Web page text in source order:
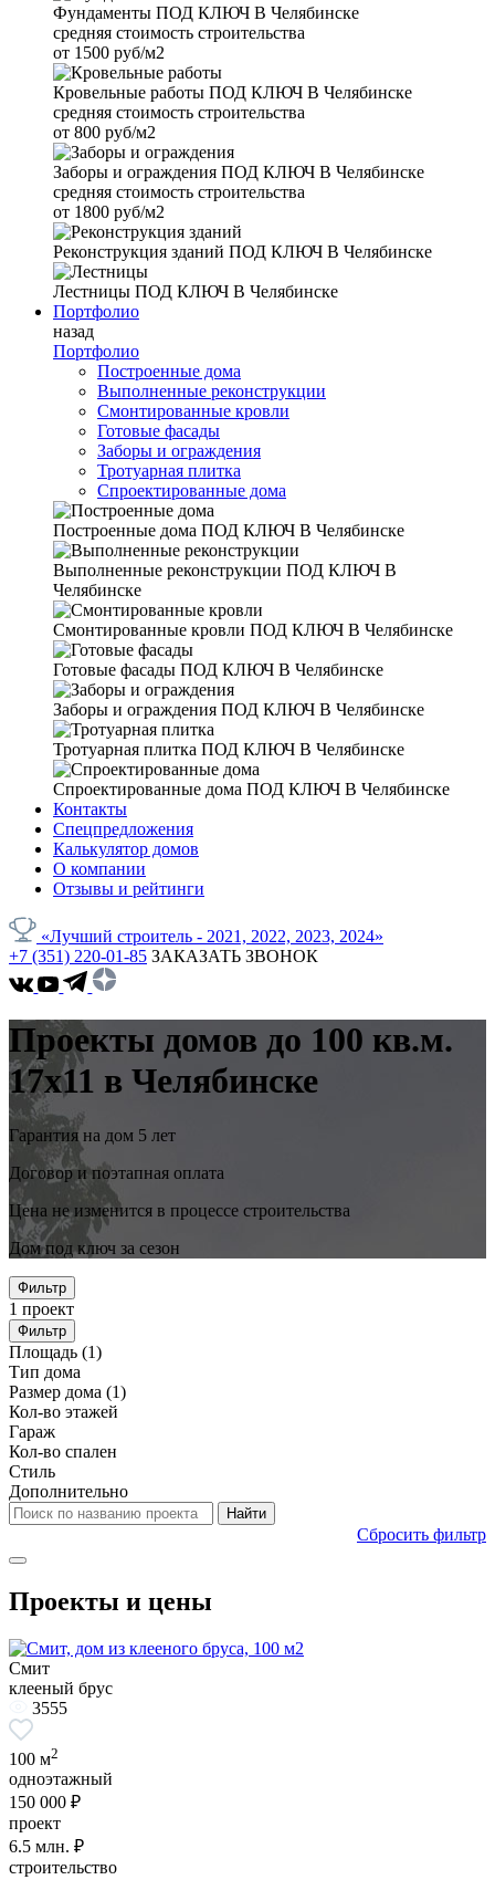
Фундаменты ПОД КЛЮЧ В Челябинске
средняя стоимость строительства
от 1500 руб/м2
Кровельные работы ПОД КЛЮЧ В Челябинске
средняя стоимость строительства
от 800 руб/м2
Заборы и ограждения ПОД КЛЮЧ В Челябинске
средняя стоимость строительства
от 1800 руб/м2
Реконструкция зданий ПОД КЛЮЧ В Челябинске
Лестницы ПОД КЛЮЧ В Челябинске
Портфолио
назад
Портфолио
Построенные дома
Выполненные реконструкции
Смонтированные кровли
Готовые фасады
Заборы и ограждения
Тротуарная плитка
Спроектированные дома
Построенные дома ПОД КЛЮЧ В Челябинске
Выполненные реконструкции ПОД КЛЮЧ В
Челябинске
Смонтированные кровли ПОД КЛЮЧ В Челябинске
Готовые фасады ПОД КЛЮЧ В Челябинске
Заборы и ограждения ПОД КЛЮЧ В Челябинске
Тротуарная плитка ПОД КЛЮЧ В Челябинске
Спроектированные дома ПОД КЛЮЧ В Челябинске
Контакты
Спецпредложения
Калькулятор домов
О компании
Отзывы и рейтинги
«Лучший строитель - 2021, 2022, 2023, 2024»
+7 (351) 220-01-85 ЗАКАЗАТЬ ЗВОНОК
Проекты домов до 100 кв.м.
17x11 в Челябинске
Гарантия на дом 5 лет
Договор и поэтапная оплата
Цена не изменится в процессе строительства
Дом под ключ за сезон
Фильтр
1 проект
Фильтр
Площадь (1)
Тип дома
Размер дома (1)
Кол-во этажей
Гараж
Кол-во спален
Стиль
Дополнительно
Сбросить фильтр
Проекты и цены
Смит
клееный брус
3555
100 м2
одноэтажный
150 000 ₽
проект
6.5 млн. ₽
строительство